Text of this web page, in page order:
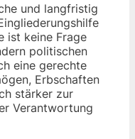
und langfristig
ist keine Frage
politischen
eine gerechte
Erbschaften
stärker zur
Verantwortung